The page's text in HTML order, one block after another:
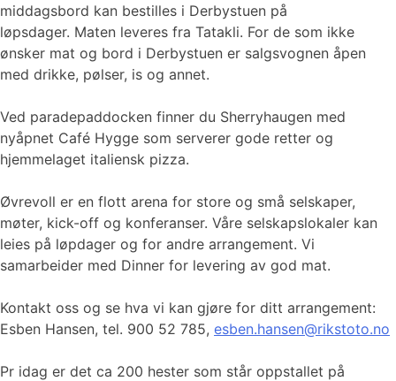
middagsbord kan bestilles i Derbystuen på
løpsdager. Maten leveres fra Tatakli. For de som ikke
ønsker mat og bord i Derbystuen er salgsvognen åpen
med drikke, pølser, is og annet.
Ved paradepaddocken finner du Sherryhaugen med
nyåpnet Café Hygge som serverer gode retter og
hjemmelaget italiensk pizza.
​Øvrevoll er en flott arena for store og små selskaper,
møter, kick-off og konferanser. Våre selskapslokaler kan
leies på løpdager og for andre arrangement. Vi
samarbeider med Dinner for levering av god mat.
Kontakt oss og se hva vi kan gjøre for ditt arrangement:
Esben Hansen, tel. 900 52 785, esben.hansen@rikstoto.no
Pr idag er det ca 200 hester som står oppstallet på